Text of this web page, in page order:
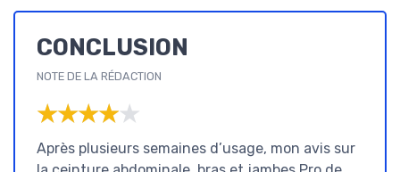
CONCLUSION
NOTE DE LA RÉDACTION
★★★★★
★★★★★
Après plusieurs semaines d’usage, mon avis sur